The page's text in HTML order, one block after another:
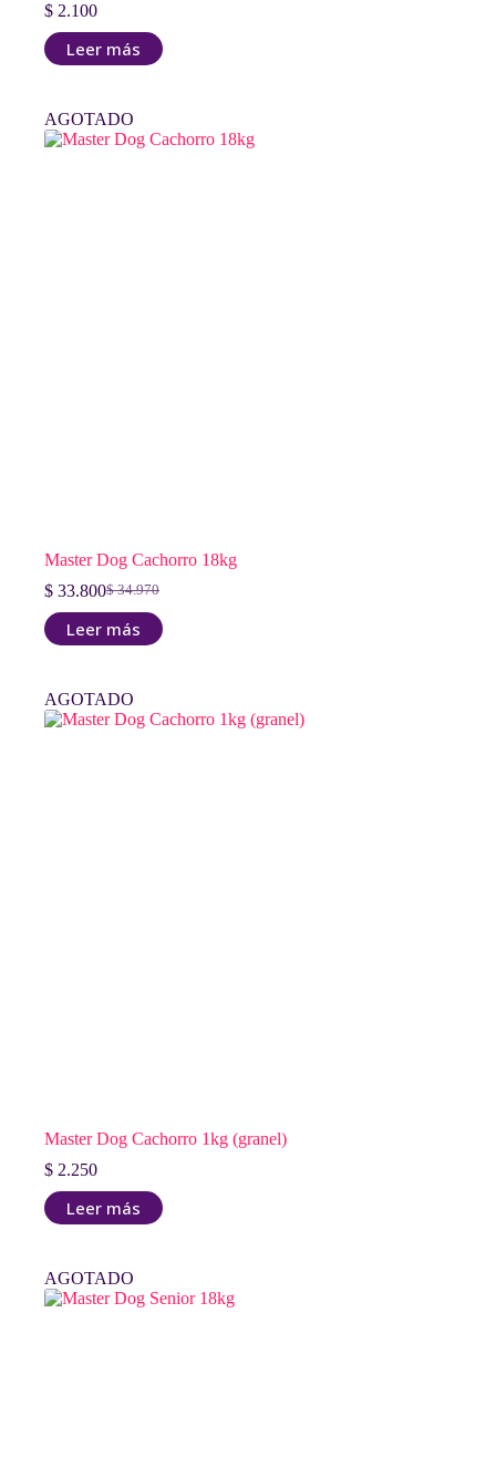
$ 2.100
Leer más
AGOTADO
Master Dog Cachorro 18kg
$34.970
El
precio
original
$ 33.800El
precio
actual
Leer más
AGOTADO
Master Dog Cachorro 1kg (granel)
$ 2.250
Leer más
AGOTADO